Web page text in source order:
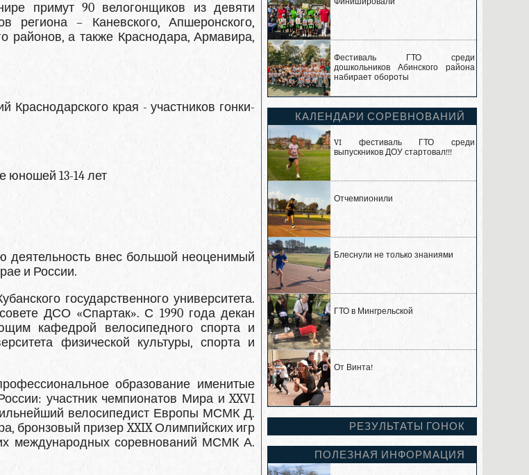
примут 90 велогонщиков из девяти
региона – Каневского, Апшеронского,
районов, а также Краснодара, Армавира,
края - участников гонки-
юношей 13-14 лет
деятельность внес большой неоценимый
и России.
государственного университета.
ДСО «Спартак». С 1990 года декан
кафедрой велосипедного спорта и
физической культуры, спорта и
образование именитые
участник чемпионатов Мира и XXVI
велосипедист Европы МСМК Д.
бронзовый призер XXIX Олимпийских игр
международных соревнований МСМК А.
Фестиваль ГТО среди
дошкольников Абинского района
набирает обороты
КАЛЕНДАРИ СОРЕВНОВАНИЙ
VI фестиваль ГТО среди
выпускников ДОУ стартовал!!!
Отчемпионили
Блеснули не только знаниями
ГТО в Мингрельской
От Винта!
РЕЗУЛЬТАТЫ ГОНОК
ПОЛЕЗНАЯ ИНФОРМАЦИЯ